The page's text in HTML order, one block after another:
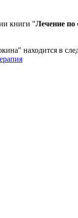
книги "Лечение по
находится в